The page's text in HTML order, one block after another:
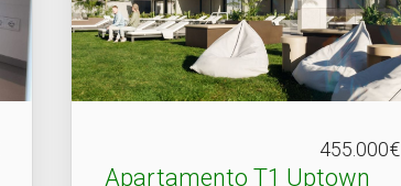
455.000€
Apartamento T1 Uptown